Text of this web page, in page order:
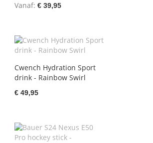
Vanaf € 39,95
Cwench Hydration Sport
drink - Rainbow Swirl
€ 49,95